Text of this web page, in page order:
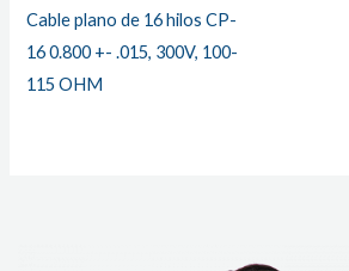
Cable plano de 16 hilos CP-
16 0.800 +- .015, 300V, 100-
115 OHM